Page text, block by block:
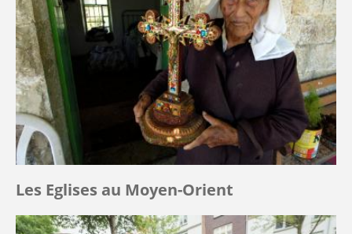
Les Eglises au Moyen-Orient